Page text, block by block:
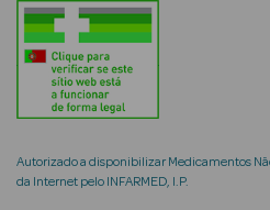
Eau de Toilette
Águas de
Colónia
Autorizado a disponibilizar Medicamentos
da Internet pelo INFARMED, I.P.